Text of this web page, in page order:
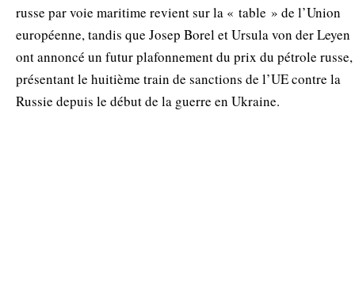
russe par voie maritime revient sur la « table » de l’Union
européenne, tandis que Josep Borel et Ursula von der Leyen
ont annoncé un futur plafonnement du prix du pétrole russe,
présentant le huitième train de sanctions de l’UE contre la
Russie depuis le début de la guerre en Ukraine.